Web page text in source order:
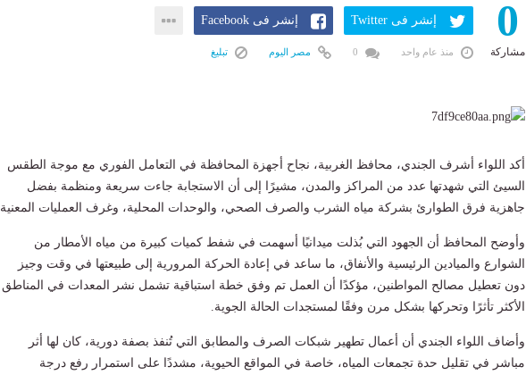
0
مشاركة
إنشر فى Twitter إنشر فى Facebook
منذ عام واحد مصر اليوم تبليغ
أكد اللواء أشرف الجندي، محافظ الغربية، نجاح أجهزة المحافظة في التعامل الفوري مع موجة الطقس
السيئ التي شهدتها عدد من المراكز والمدن، مشيرًا إلى أن الاستجابة جاءت سريعة ومنظمة بفضل
جاهزية فرق الطوارئ بشركة مياه الشرب والصرف الصحي، والوحدات المحلية، وغرف العمليات المعنية.
وأوضح المحافظ أن الجهود التي بُذلت ميدانيًا أسهمت في شفط كميات كبيرة من مياه الأمطار من
الشوارع والميادين الرئيسية والأنفاق، ما ساعد في إعادة الحركة المرورية إلى طبيعتها في وقت وجيز
دون تعطيل مصالح المواطنين، مؤكدًا أن العمل تم وفق خطة استباقية تشمل نشر المعدات في المناطق
الأكثر تأثرًا وتحركها بشكل مرن وفقًا لمستجدات الحالة الجوية.
وأضاف اللواء الجندي أن أعمال تطهير شبكات الصرف والمطابق التي تُنفذ بصفة دورية، كان لها أثر
مباشر في تقليل حدة تجمعات المياه، خاصة في المواقع الحيوية، مشددًا على استمرار رفع درجة